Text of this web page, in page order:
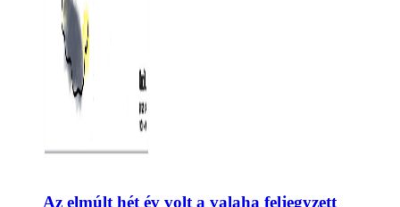
Az elmúlt hét év volt a valaha feljegyzett